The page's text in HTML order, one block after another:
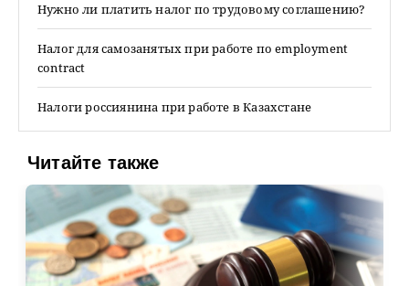
Нужно ли платить налог по трудовому соглашению?
Налог для самозанятых при работе по employment
contract
Налоги россиянина при работе в Казахстане
Читайте также